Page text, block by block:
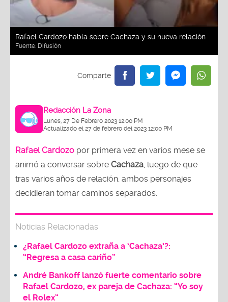
Rafael Cardozo habla sobre Cachaza y su nueva relación
Fuente: Difusión
Redacción La Zona
Lunes, 27 De Febrero 2023 12:00 PM
Actualizado el 27 de febrero del 2023 12:00 PM
Rafael Cardozo por primera vez en varios mese se
animó a conversar sobre Cachaza , luego de que
tras varios años de relación, ambos personajes
decidieran tomar caminos separados.
Noticias Relacionadas
¿Rafael Cardozo extraña a ‘Cachaza’?:
“Regresa a casa cariño”
André Bankoff lanzó fuerte comentario sobre
Rafael Cardozo, ex pareja de Cachaza: “Yo soy
el Rolex”